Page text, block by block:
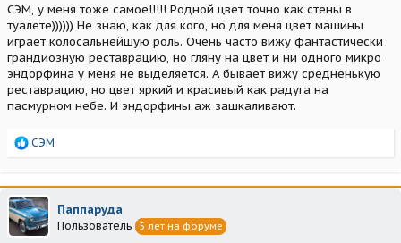
СЭМ, у меня тоже самое!!!!! Родной цвет точно как стены в
туалете)))))) Не знаю, как для кого, но для меня цвет машины
играет колосальнейшую роль. Очень часто вижу фантастически
грандиозную реставрацию, но гляну на цвет и ни одного микро
эндорфина у меня не выделяется. А бывает вижу средненькую
реставрацию, но цвет яркий и красивый как радуга на
пасмурном небе. И эндорфины аж зашкаливают.
Р
а
к
ц
и
и
СЭМ
Паппаруда
Пользователь 5 лет на форуме